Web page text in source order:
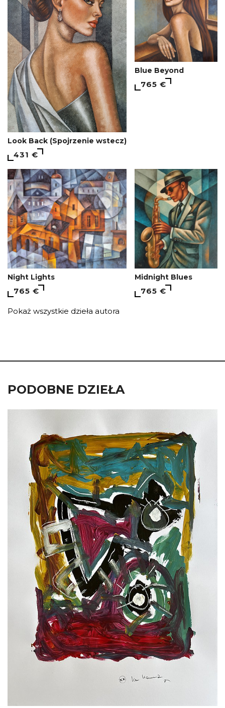
Look Back (Spojrzenie wstecz)
431 €
Blue Beyond
765 €
Night Lights
765 €
Midnight Blues
765 €
Pokaż wszystkie dzieła autora
PODOBNE DZIEŁA